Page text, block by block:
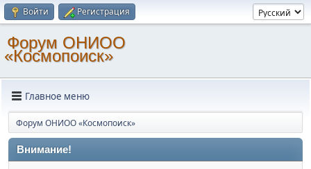
Войти Регистрация
Форум ОНИОО
«Космопоиск»
Главное меню
Форум ОНИОО «Космопоиск»
Внимание!